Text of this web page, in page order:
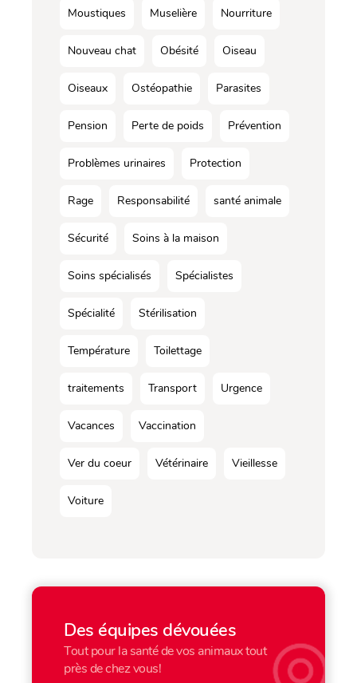
Moustiques Muselière Nourriture
Nouveau chat Obésité Oiseau
Oiseaux Ostéopathie Parasites
Pension Perte de poids Prévention
Problèmes urinaires Protection
Rage Responsabilité santé animale
Sécurité Soins à la maison
Soins spécialisés Spécialistes
Spécialité Stérilisation
Température Toilettage
traitements Transport Urgence
Vacances Vaccination
Ver du coeur Vétérinaire Vieillesse
Voiture
Des équipes dévouées
Tout pour la santé de vos animaux tout
près de chez vous!